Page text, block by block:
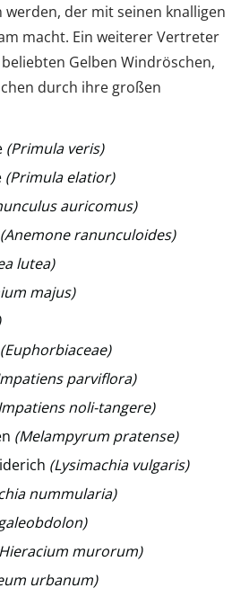
der mit seinen knalligen
macht. Ein weiterer Vertreter
Gelben Windröschen,
durch ihre großen
(Primula veris)
(Primula elatior)
auricomus)
(Anemone ranunculoides)
lutea)
majus)
(Euphorbiaceae)
parviflora)
noli-tangere)
(Melampyrum pratense)
(Lysimachia vulgaris)
nummularia)
murorum)
urbanum)